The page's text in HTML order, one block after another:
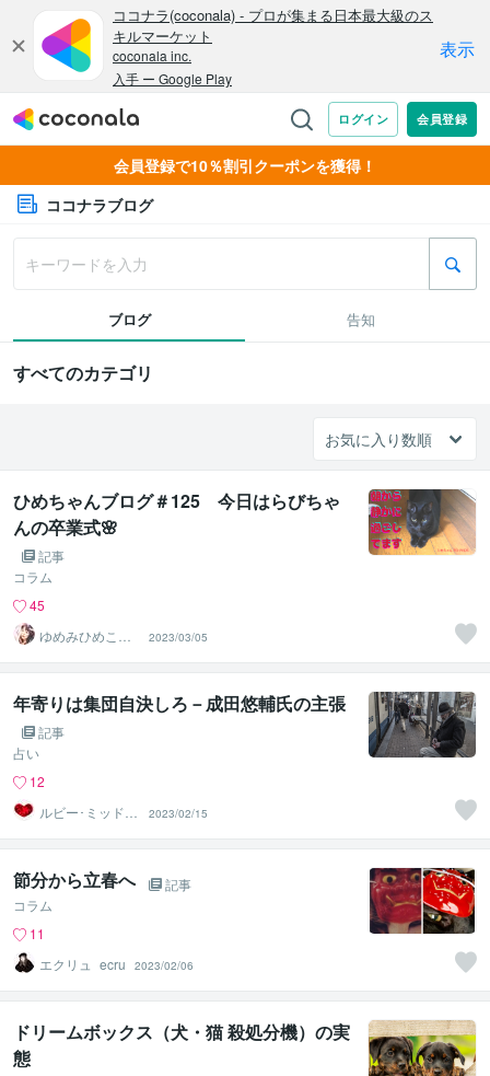
会員登録で10％割引クーポンを獲得！
ココナラブログ
ブログ 告知
すべてのカテゴリ
ひめちゃんブログ＃125 今日はらびちゃ
んの卒業式🌸
記事
コラム
45
ゆめみひめこ☘
隣のひめこさん
2023/03/05
年寄りは集団自決しろ－成田悠輔氏の主張
記事
占い
12
ルビー･ミッドナ
イト
2023/02/15
節分から立春へ
記事
コラム
11
エクリュ_ecru
2023/02/06
ドリームボックス（犬・猫 殺処分機）の実
態